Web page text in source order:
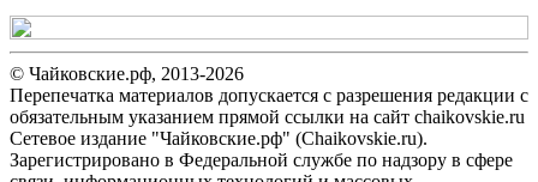
© Чайковские.рф, 2013-2026
Перепечатка материалов допускается с разрешения редакции с
обязательным указанием прямой ссылки на сайт chaikovskie.ru
Сетевое издание "Чайковские.рф" (Chaikovskie.ru).
Зарегистрировано в Федеральной службе по надзору в сфере